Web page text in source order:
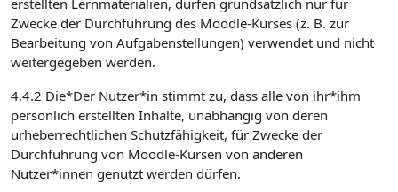
erstellten Lernmaterialien, dürfen grundsätzlich nur für
Zwecke der Durchführung des Moodle-Kurses (z. B. zur
Bearbeitung von Aufgabenstellungen) verwendet und nicht
weitergegeben werden.
4.4.2 Die*Der Nutzer*in stimmt zu, dass alle von ihr*ihm
persönlich erstellten Inhalte, unabhängig von deren
urheberrechtlichen Schutzfähigkeit, für Zwecke der
Durchführung von Moodle-Kursen von anderen
Nutzer*innen genutzt werden dürfen.